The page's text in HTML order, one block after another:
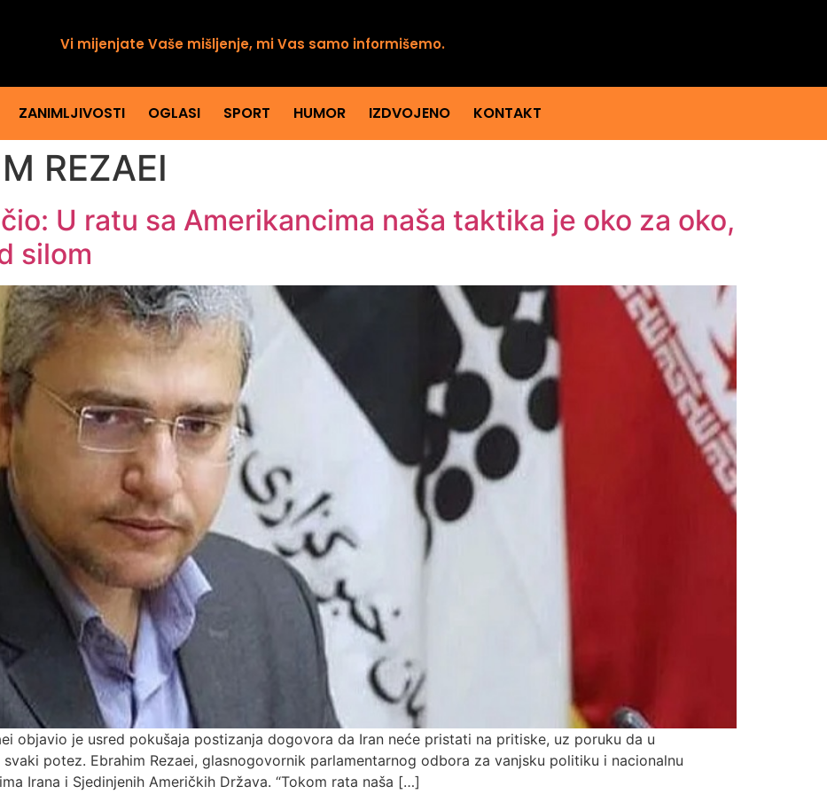
Vi mijenjate Vaše mišljenje, mi Vas samo informišemo.
ZANIMLJIVOSTI OGLASI SPORT HUMOR IZDVOJENO KONTAKT
REZAEI
U ratu sa Amerikancima naša taktika je oko za oko,
silom
objavio je usred pokušaja postizanja dogovora da Iran neće pristati na pritiske, uz poruku da u
potez. Ebrahim Rezaei, glasnogovornik parlamentarnog odbora za vanjsku politiku i nacionalnu
Irana i Sjedinjenih Američkih Država. “Tokom rata naša […]